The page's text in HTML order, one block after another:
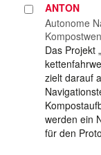
Projekt
auswählen
ANTON
Autonome
Das Projekt
zielt darauf
werden ein
für den